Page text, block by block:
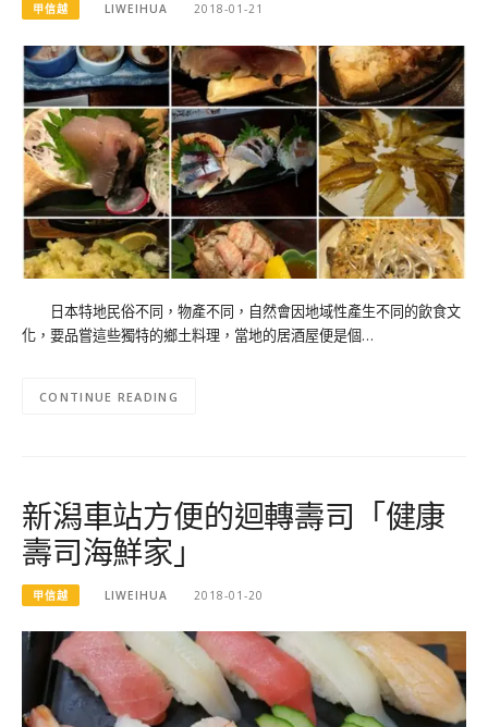
甲信越 LIWEIHUA 2018-01-21
日本特地民俗不同，物產不同，自然會因地域性產生不同的飲食文
化，要品嘗這些獨特的鄉土料理，當地的居酒屋便是個…
CONTINUE READING
新潟車站方便的迴轉壽司「健康
壽司海鮮家」
甲信越 LIWEIHUA 2018-01-20